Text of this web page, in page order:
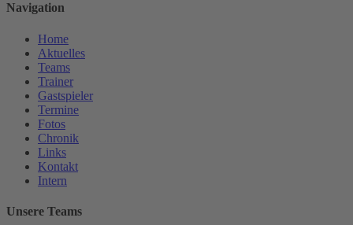
Navigation
Home
Aktuelles
Teams
Trainer
Gastspieler
Termine
Fotos
Chronik
Links
Kontakt
Intern
Unsere Teams